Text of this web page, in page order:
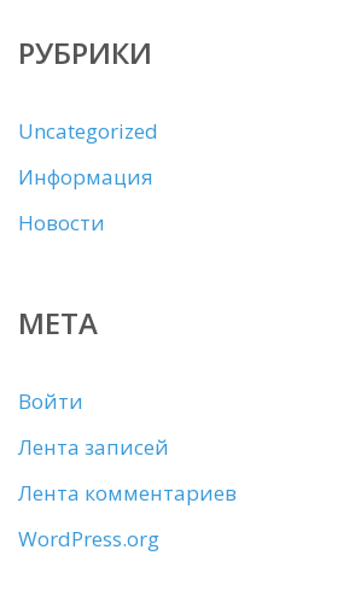
РУБРИКИ
Uncategorized
Информация
Новости
МЕТА
Войти
Лента записей
Лента комментариев
WordPress.org